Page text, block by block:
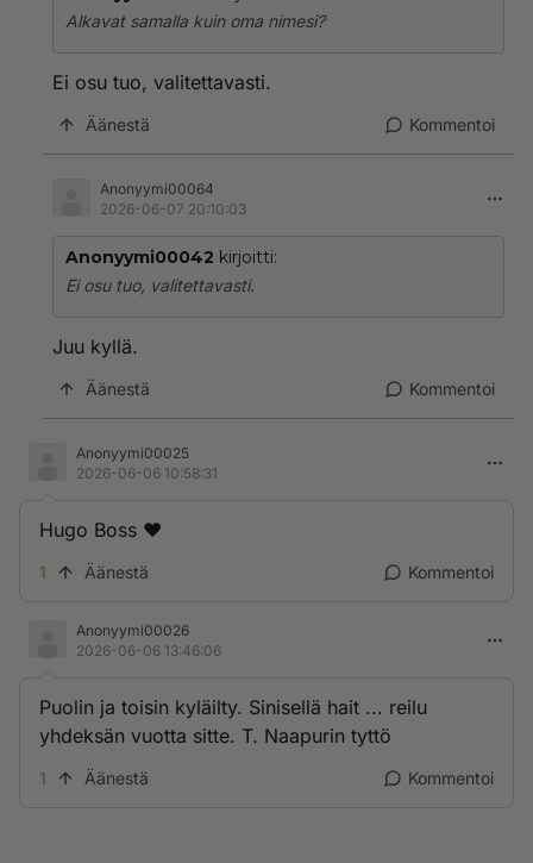
Alkavat samalla kuin oma nimesi?
Ei osu tuo, valitettavasti.
Äänestä Kommentoi
Anonyymi00064
2026-06-07 20:10:03
Anonyymi00042 kirjoitti:
Ei osu tuo, valitettavasti.
Juu kyllä.
Äänestä Kommentoi
Anonyymi00025
2026-06-06 10:58:31
Hugo Boss ❤️
1 Äänestä Kommentoi
Anonyymi00026
2026-06-06 13:46:06
Puolin ja toisin kyläilty. Sinisellä hait ... reilu
yhdeksän vuotta sitte. T. Naapurin tyttö
1 Äänestä Kommentoi